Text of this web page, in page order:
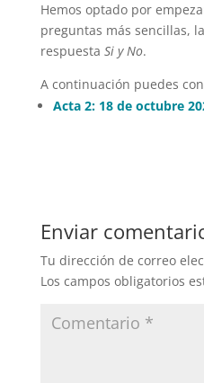
Hemos optado por
preguntas más sencillas,
respuesta Si y No.
A continuación puedes
Acta 2: 18 de octubre
Enviar
Tu dirección de correo
Los campos obligatorios